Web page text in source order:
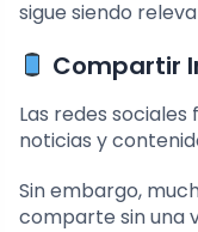
sigue siendo
Compartir
Las redes
noticias y
Sin embargo,
comparte sin una